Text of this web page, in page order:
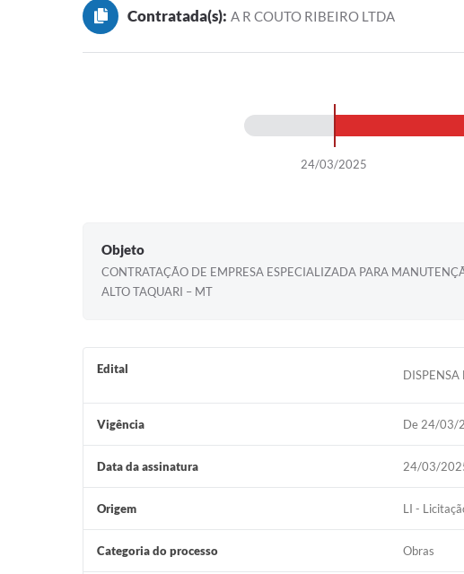
Contratada(s): A R COUTO RIBEIRO LTDA
24/03/2025
Objeto
CONTRATAÇÃO DE EMPRESA ESPECIALIZADA PARA
ALTO TAQUARI – MT
Edital
Vigência De 24/03/
Data da assinatura 24/03/
Origem LI -
Categoria do processo Obras